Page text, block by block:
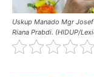
Uskup Manado Mgr
Riana Prabdi. (HIDUP/